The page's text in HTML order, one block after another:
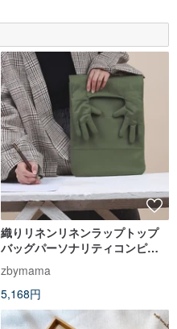
織りリネンリネンラップトップ
バッグパーソナリティコンピュ
ータライナーバッグmacbook保
護スリーブ14インチ女性
zbymama
5,168円